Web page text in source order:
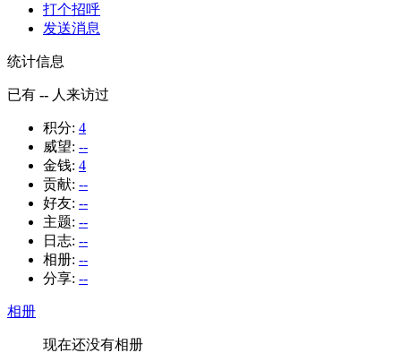
打个招呼
发送消息
统计信息
已有 -- 人来访过
积分: 4
威望: --
金钱: 4
贡献: --
好友: --
主题: --
日志: --
相册: --
分享: --
相册
现在还没有相册